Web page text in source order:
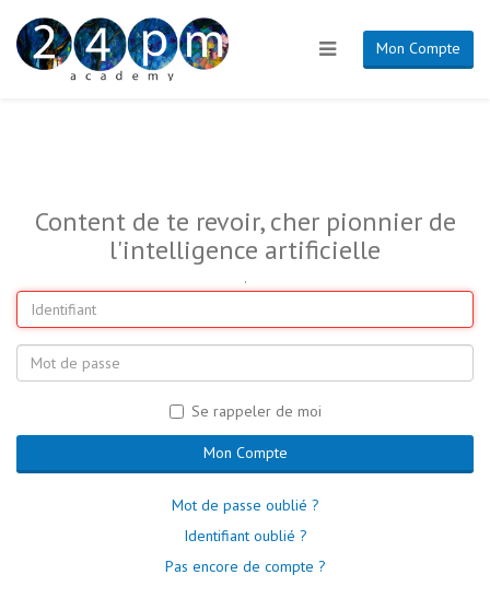
Mon Compte
Content de te revoir, cher pionnier de
l'intelligence artificielle
.
Se rappeler de moi
Mon Compte
Mot de passe oublié ?
Identifiant oublié ?
Pas encore de compte ?